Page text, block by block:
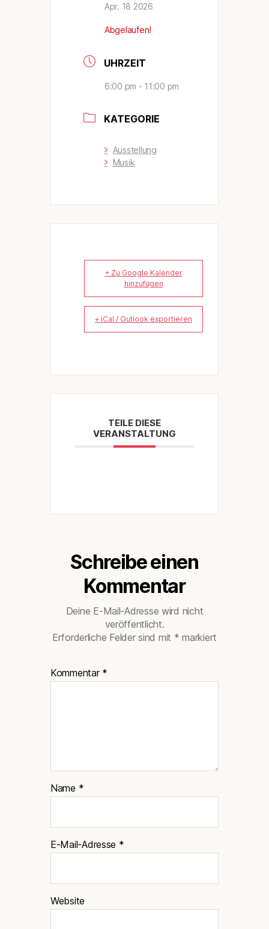
Apr. 18 2026
Abgelaufen!
UHRZEIT
6:00 pm - 11:00 pm
KATEGORIE
Ausstellung
Musik
+ Zu Google Kalender
hinzufügen
+ iCal / Outlook exportieren
TEILE DIESE
VERANSTALTUNG
Schreibe einen
Kommentar
Deine E-Mail-Adresse wird nicht
veröffentlicht.
Erforderliche Felder sind mit * markiert
Kommentar *
Name *
E-Mail-Adresse *
Website